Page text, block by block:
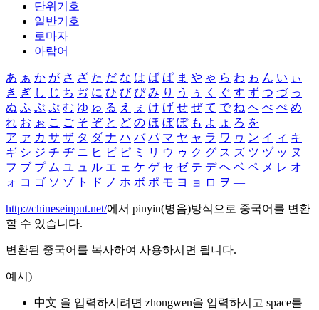
단위기호
일반기호
로마자
아랍어
あ ぁ か が さ ざ た だ な は ば ぱ ま や ゃ ら わ ゎ ん い ぃ
き ぎ し じ ち ぢ に ひ び ぴ み り う ぅ く ぐ す ず つ づ っ
ぬ ふ ぶ ぷ む ゆ ゅ る え ぇ け げ せ ぜ て で ね へ べ ぺ め
れ お ぉ こ ご そ ぞ と ど の ほ ぼ ぽ も よ ょ ろ を
ア ァ カ サ ザ タ ダ ナ ハ バ パ マ ヤ ャ ラ ワ ヮ ン イ ィ キ
ギ シ ジ チ ヂ ニ ヒ ビ ピ ミ リ ウ ゥ ク グ ス ズ ツ ヅ ッ ヌ
フ ブ プ ム ユ ュ ル エ ェ ケ ゲ セ ゼ テ デ ヘ ベ ペ メ レ オ
ォ コ ゴ ソ ゾ ト ド ノ ホ ボ ポ モ ヨ ョ ロ ヲ ―
http://chineseinput.net/에서 pinyin(병음)방식으로 중국어를 변환
할 수 있습니다.
변환된 중국어를 복사하여 사용하시면 됩니다.
예시)
中文 을 입력하시려면 zhongwen을 입력하시고 space를